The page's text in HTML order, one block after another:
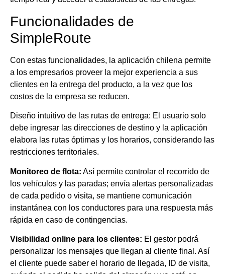
Funcionalidades de
SimpleRoute
Con estas funcionalidades, la aplicación chilena permite
a los empresarios proveer la mejor experiencia a sus
clientes en la entrega del producto, a la vez que los
costos de la empresa se reducen.
Diseño intuitivo de las rutas de entrega: El usuario solo
debe ingresar las direcciones de destino y la aplicación
elabora las rutas óptimas y los horarios, considerando las
restricciones territoriales.
Monitoreo de flota: Así permite controlar el recorrido de
los vehículos y las paradas; envía alertas personalizadas
de cada pedido o visita, se mantiene comunicación
instantánea con los conductores para una respuesta más
rápida en caso de contingencias.
Visibilidad online para los clientes: El gestor podrá
personalizar los mensajes que llegan al cliente final. Así
el cliente puede saber el horario de llegada, ID de visita,